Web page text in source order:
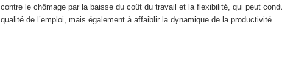
contre le chômage par la baisse du coût du travail et la flexibilité, qui peut
qualité de l’emploi, mais également à affaiblir la dynamique de la productivité.